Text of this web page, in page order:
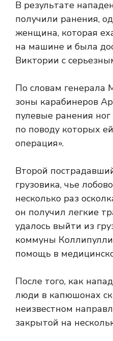
В результате
получили ранения,
женщина, которая
на машине и была
Виктории с
По словам генерала
зоны карабинеров
пулевые ранения
по поводу которых
операция».
Второй
грузовика, чье
несколько раз
он получил легкие
удалось выйти из
коммуны
помощь в
После того, как
люди в капюшонах
неизвестном
закрытой на